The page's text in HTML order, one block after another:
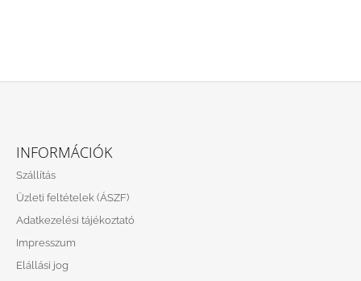
INFORMÁCIÓK
Szállítás
Üzleti feltételek (ÁSZF)
Adatkezelési tájékoztató
Impresszum
Elállási jog